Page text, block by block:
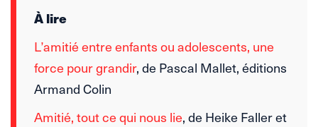
À lire
L’amitié entre enfants ou adolescents, une
force pour grandir, de Pascal Mallet, éditions
Armand Colin
Amitié, tout ce qui nous lie, de Heike Faller et